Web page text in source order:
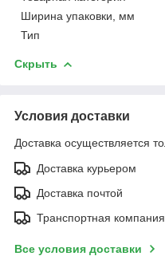
Ширина упаковки, мм
Тип
Скрыть
Условия доставки
Доставка осуществляется
Доставка курьером
Доставка почтой
Транспортная компания
Все условия доставки